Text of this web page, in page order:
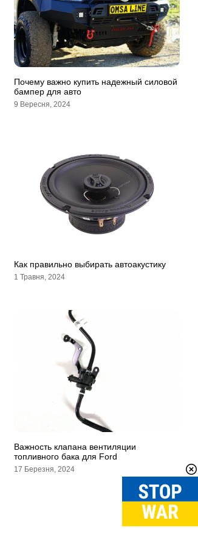
Почему важно купить надежный силовой
бампер для авто
9 Вересня, 2024
Как правильно выбирать автоакустику
1 Травня, 2024
Важность клапана вентиляции
топливного бака для Ford
17 Березня, 2024